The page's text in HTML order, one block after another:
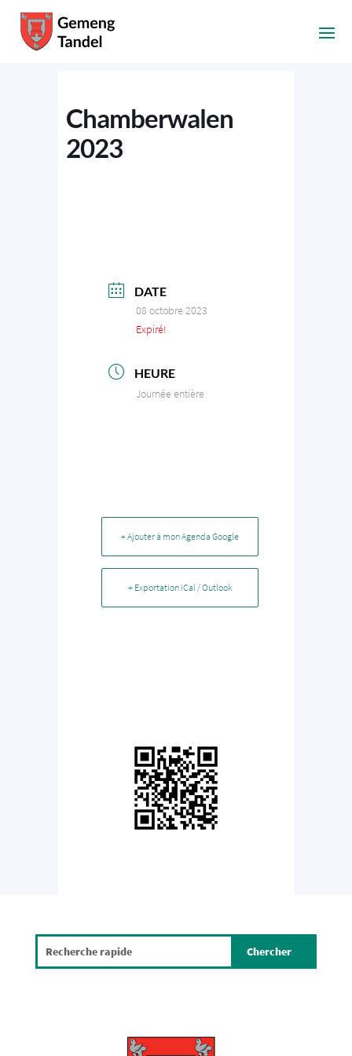
Chamberwalen
2023
DATE
08 octobre 2023
Expiré!
HEURE
Journée entière
+ Ajouter à mon Agenda Google
+ Exportation iCal / Outlook